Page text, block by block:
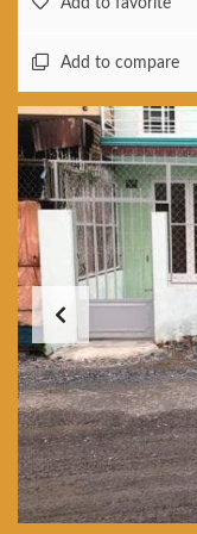
Add to favorite
Add to compare